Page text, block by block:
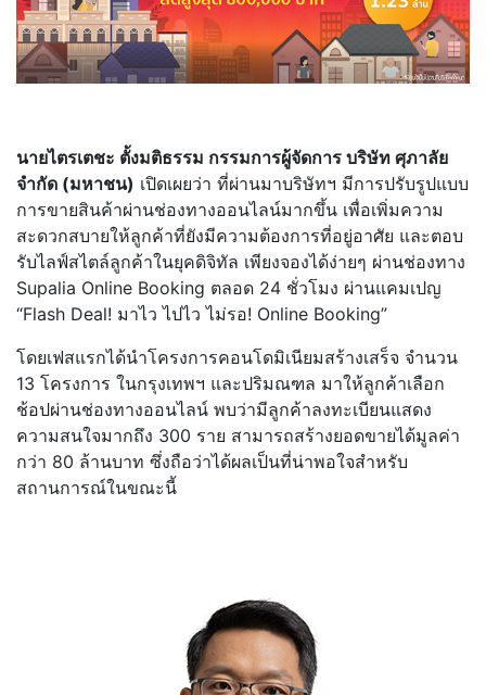
นายไตรเตชะ ตั้งมติธรรม กรรมการผู้จัดการ บริษัท ศุภาลัย
จำกัด (มหาชน) เปิดเผยว่า ที่ผ่านมาบริษัทฯ มีการปรับรูปแบบ
การขายสินค้าผ่านช่องทางออนไลน์มากขึ้น เพื่อเพิ่มความ
สะดวกสบายให้ลูกค้าที่ยังมีความต้องการที่อยู่อาศัย และตอบ
รับไลฟ์สไตล์ลูกค้าในยุคดิจิทัล เพียงจองได้ง่ายๆ ผ่านช่องทาง
Supalia Online Booking ตลอด 24 ชั่วโมง ผ่านแคมเปญ
“Flash Deal! มาไว ไปไว ไม่รอ! Online Booking”
โดยเฟสแรกได้นำโครงการคอนโดมิเนียมสร้างเสร็จ จำนวน
13 โครงการ ในกรุงเทพฯ และปริมณฑล มาให้ลูกค้าเลือก
ช้อปผ่านช่องทางออนไลน์ พบว่ามีลูกค้าลงทะเบียนแสดง
ความสนใจมากถึง 300 ราย สามารถสร้างยอดขายได้มูลค่า
กว่า 80 ล้านบาท ซึ่งถือว่าได้ผลเป็นที่น่าพอใจสำหรับ
สถานการณ์ในขณะนี้